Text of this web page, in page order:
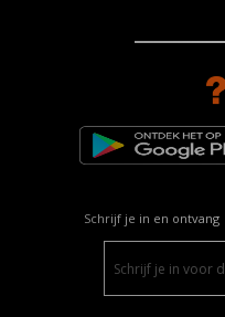
Schrijf je in en ontvang